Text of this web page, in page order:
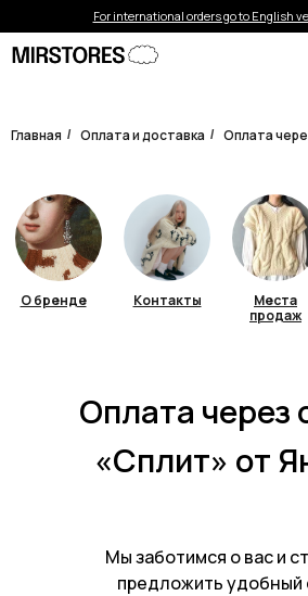
For international orders go to English
Главная / Оплата и доставка / Оплата
Места
продаж
Контакты
О брендеОплата через сервис
«Сплит» от Яндекс
Мы заботимся о вас и
предложить удобный